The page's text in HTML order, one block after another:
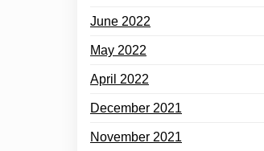
June 2022
May 2022
April 2022
December 2021
November 2021